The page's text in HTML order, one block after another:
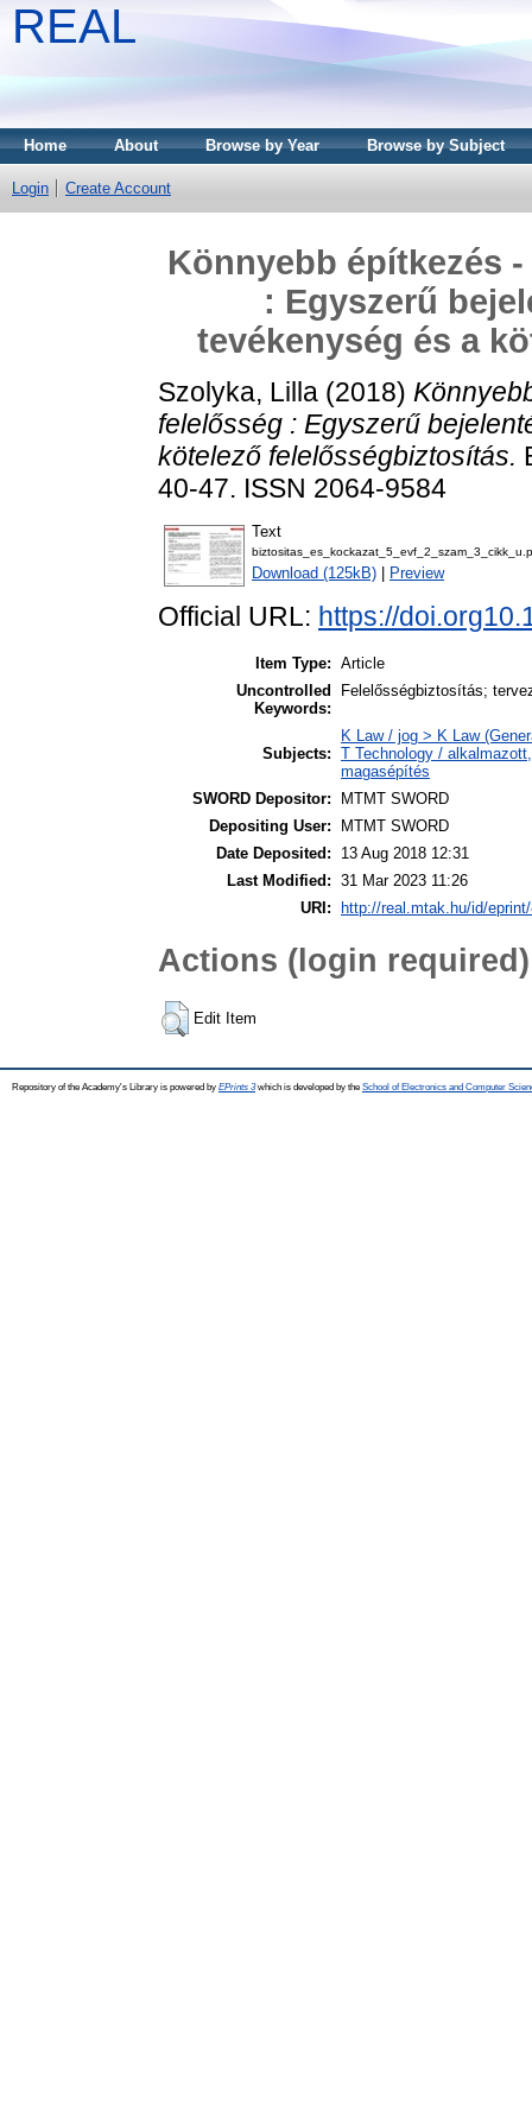
REAL
Home About Browse by Year Browse by Subject
Login Create Account
Könnyebb építkezés
: Egyszerű
tevékenység és a
Szolyka, Lilla (2018)
felelősség : Egyszerű
kötelező felelősségbiztosítás.
40-47. ISSN 2064-9584
Text
Download (125kB) Preview
Official URL: https://
Item Type: Article
Uncontrolled
Keywords:
Felelősségbiztosítás;
Subjects:
K Law / jog > K Law
T Technology /
magasépítés
SWORD Depositor:
MTMT SWORD
Depositing User:
MTMT SWORD
Date Deposited:
13 Aug 2018 12:31
Last Modified: 31 Mar 2023 11:26
URI:
http://real.mtak.hu/id/
Actions (login required)
Edit Item
Repository of the Academy's Library is powered by EPrints 3which is developed by the School of Electronics and Computer